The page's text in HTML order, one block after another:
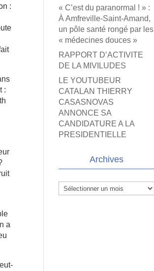
:
:
a
« C’est du paranormal ! » :
À Amfreville-Saint-Amand,
un pôle santé rongé par les
« médecines douces »
RAPPORT D’ACTIVITE
DE LA MIVILUDES
LE YOUTUBEUR
CATALAN THIERRY
CASASNOVAS
ANNONCE SA
CANDIDATURE A LA
PRESIDENTIELLE
Archives
Archives